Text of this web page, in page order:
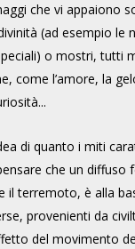
che vi appaiono
(ad esempio le
o mostri, tutti
come l’amore, la
di quanto i miti
che un diffuso
il terremoto, è alla
provenienti da
del movimento